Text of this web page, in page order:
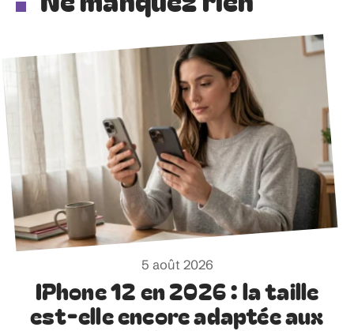
5 août 2026
IPhone 12 en 2026 : la taille
est-elle encore adaptée aux